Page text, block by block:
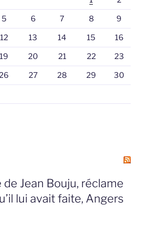
5 6 7 8 9
12 13 14 15 16
19 20 21 22 23
27 28 29 30
de Jean Bouju, réclame
lui avait faite, Angers